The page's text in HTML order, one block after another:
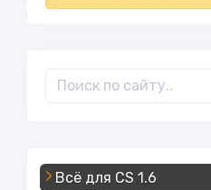
Всё для CS 1.6